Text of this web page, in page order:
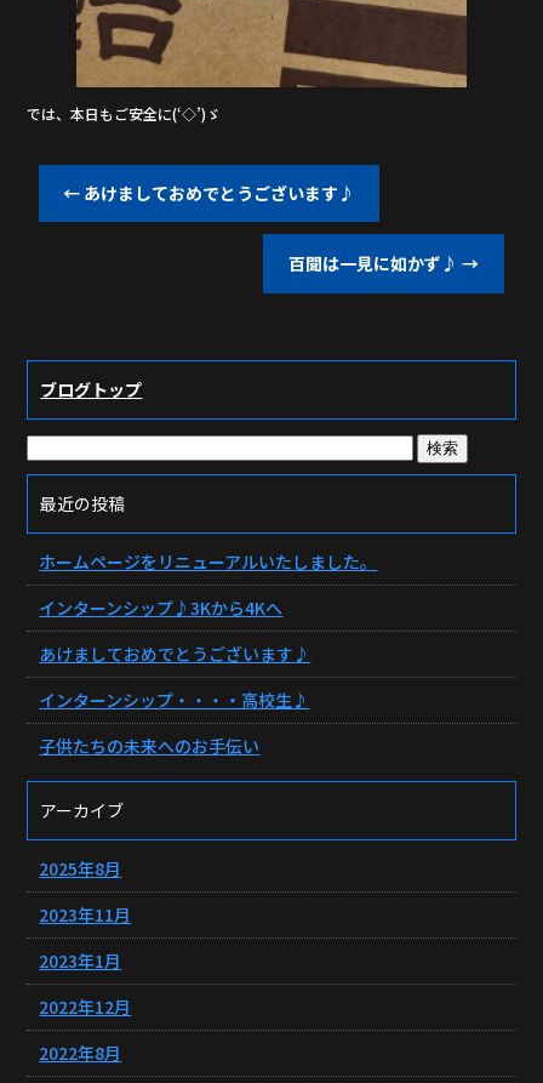
では、本日もご安全に(‘◇’)ゞ
← あけましておめでとうございます♪
百聞は一見に如かず♪ →
ブログトップ
最近の投稿
ホームページをリニューアルいたしました。
インターンシップ♪3Kから4Kへ
あけましておめでとうございます♪
インターンシップ・・・・高校生♪
子供たちの未来へのお手伝い
アーカイブ
2025年8月
2023年11月
2023年1月
2022年12月
2022年8月